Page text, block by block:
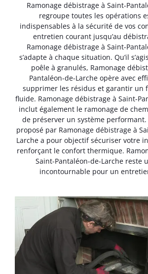
Ramonage débistrage à Saint-
regroupe toutes les opérations
indispensables à la sécurité de vos
entretien courant jusqu’au
Ramonage débistrage à Saint-
s’adapte à chaque situation. Qu’il
poêle à granulés, Ramonage
Pantaléon-de-Larche opère avec
supprimer les résidus et garantir un
fluide. Ramonage débistrage à Saint-
inclut également le ramonage de
de préserver un système performant.
proposé par Ramonage débistrage à
Larche a pour objectif sécuriser votre
renforçant le confort thermique.
Saint-Pantaléon-de-Larche reste
incontournable pour un